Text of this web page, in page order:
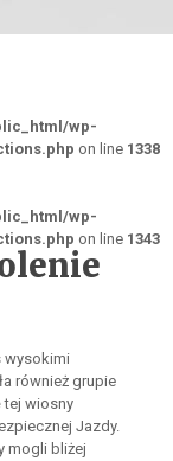
wp-
on line 1338
wp-
on line 1343
wysokimi
również grupie
tej wiosny
Jazdy.
mogli bliżej